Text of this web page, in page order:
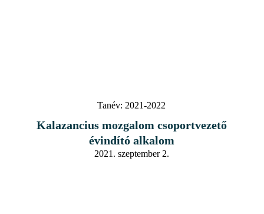
Tanév: 2021-2022
Kalazancius mozgalom csoportvezető
évindító alkalom
2021. szeptember 2.